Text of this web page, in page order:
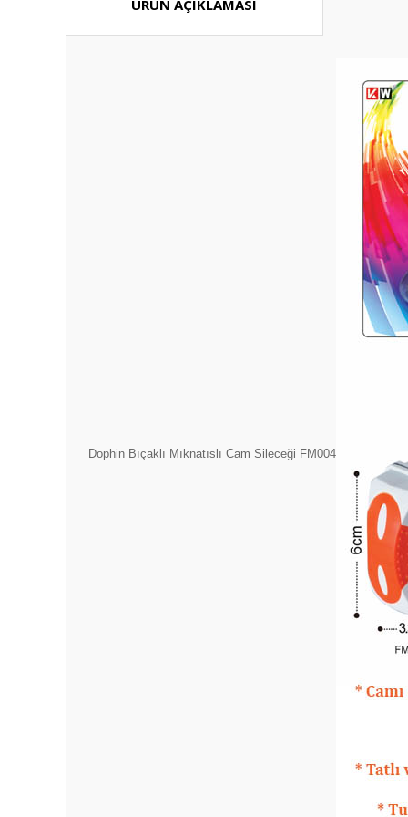
ÜRÜN AÇIKLAMASI
Dophin Bıçaklı Mıknatıslı Cam Sileceği FM004